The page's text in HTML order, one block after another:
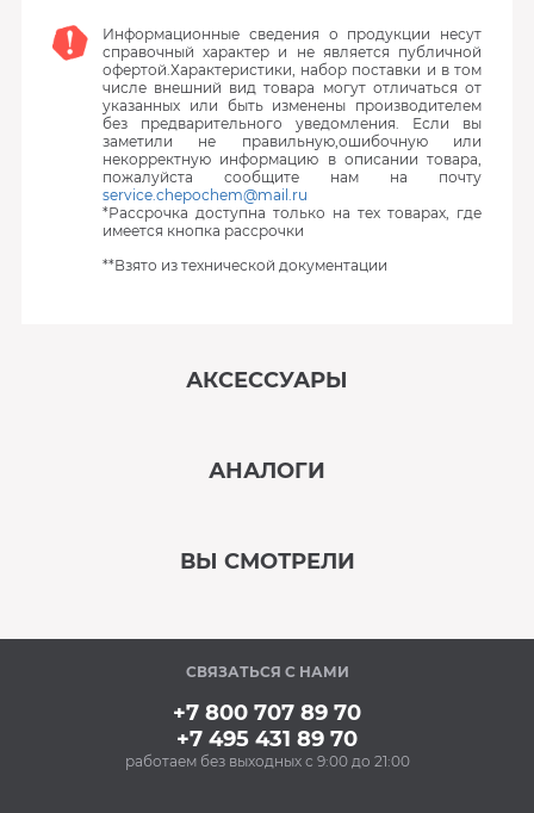
Информационные сведения о продукции несут
справочный характер и не является публичной
офертой.Характеристики, набор поставки и в том
числе внешний вид товара могут отличаться от
указанных или быть изменены производителем
без предварительного уведомления. Если вы
заметили не правильную,ошибочную или
некорректную информацию в описании товара,
пожалуйста сообщите нам на почту
service.chepochem@mail.ru
*Рассрочка доступна только на тех товарах, где
имеется кнопка рассрочки
**Взято из технической документации
АКСЕССУАРЫ
АНАЛОГИ
ВЫ СМОТРЕЛИ
В наличии
СВЯЗАТЬСЯ С НАМИ
+7 800 707 89 70
+7 495 431 89 70
работаем без выходных с 9:00 до 21:00